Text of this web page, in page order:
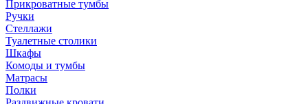
Прикроватные тумбы
Ручки
Стеллажи
Туалетные столики
Шкафы
Комоды и тумбы
Матрасы
Полки